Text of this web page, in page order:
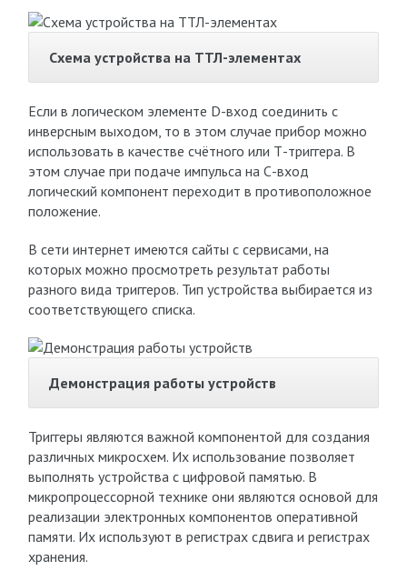
Схема устройства на ТТЛ-элементах
Если в логическом элементе D-вход соединить с
инверсным выходом, то в этом случае прибор можно
использовать в качестве счётного или Т-триггера. В
этом случае при подаче импульса на С-вход
логический компонент переходит в противоположное
положение.
В сети интернет имеются сайты с сервисами, на
которых можно просмотреть результат работы
разного вида триггеров. Тип устройства выбирается из
соответствующего списка.
Демонстрация работы устройств
Триггеры являются важной компонентой для создания
различных микросхем. Их использование позволяет
выполнять устройства с цифровой памятью. В
микропроцессорной технике они являются основой для
реализации электронных компонентов оперативной
памяти. Их используют в регистрах сдвига и регистрах
хранения.